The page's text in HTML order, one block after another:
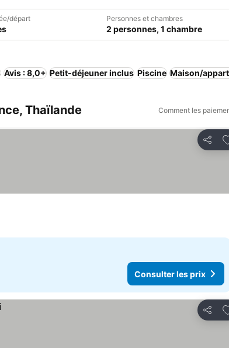
départ Personnes et chambres
2 personnes, 1 chambre
Avis : 8,0+ Petit-déjeuner inclus Piscine Maison/
Thaïlande Comment les
Consulter les prix